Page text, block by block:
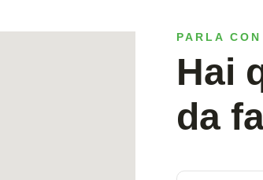
PARLA
Hai
da